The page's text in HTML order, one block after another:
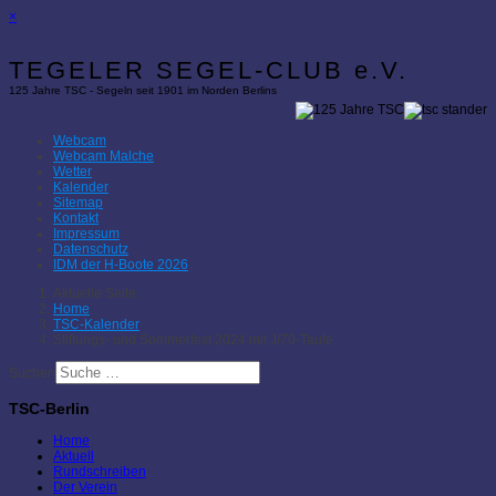
×
TEGELER SEGEL-CLUB e.V.
125 Jahre TSC - Segeln seit 1901 im Norden Berlins
Webcam
Webcam Malche
Wetter
Kalender
Sitemap
Kontakt
Impressum
Datenschutz
IDM der H-Boote 2026
Aktuelle Seite:
Home
TSC-Kalender
Stiftungs- und Sommerfest 2024 mit J/70-Taufe
Suchen
TSC-Berlin
Home
Aktuell
Rundschreiben
Der Verein